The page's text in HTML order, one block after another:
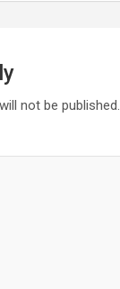
not be published.